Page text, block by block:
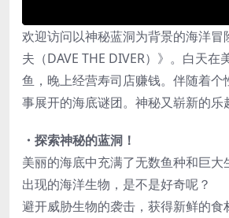
欢迎访问以神秘蓝洞为背景的海洋冒
夫（DAVE THE DIVER）》。白天在
鱼，晚上经营寿司店赚钱。伴随着个
事展开的海底谜团。神秘又崭新的乐
・探索神秘的蓝洞！
美丽的海底中充满了无数鱼种和巨大
出现的海洋生物，是不是好奇呢？
避开威胁生物的袭击，获得新鲜的食